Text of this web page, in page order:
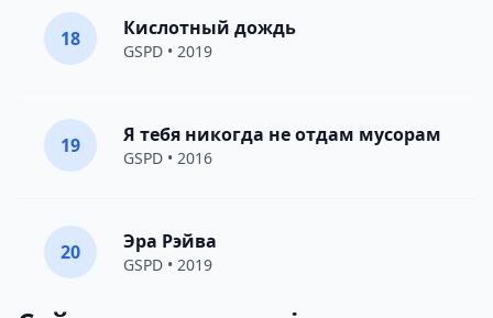
18 Кислотный дождь
GSPD • 2019
19 Я тебя никогда не отдам мусорам
GSPD • 2016
20 Эра Рэйва
GSPD • 2019